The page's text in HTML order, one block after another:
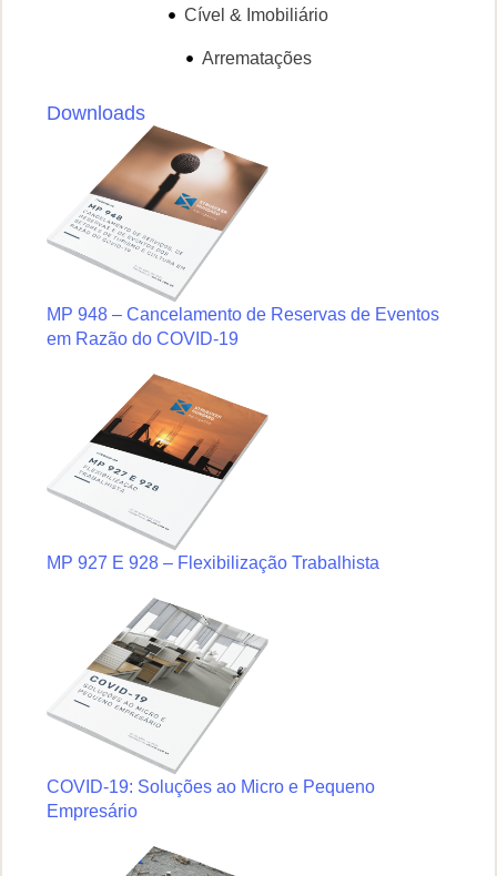
Cível & Imobiliário
Arrematações
Downloads
MP 948 – Cancelamento de Reservas de Eventos
em Razão do COVID-19
MP 927 E 928 – Flexibilização Trabalhista
COVID-19: Soluções ao Micro e Pequeno
Empresário